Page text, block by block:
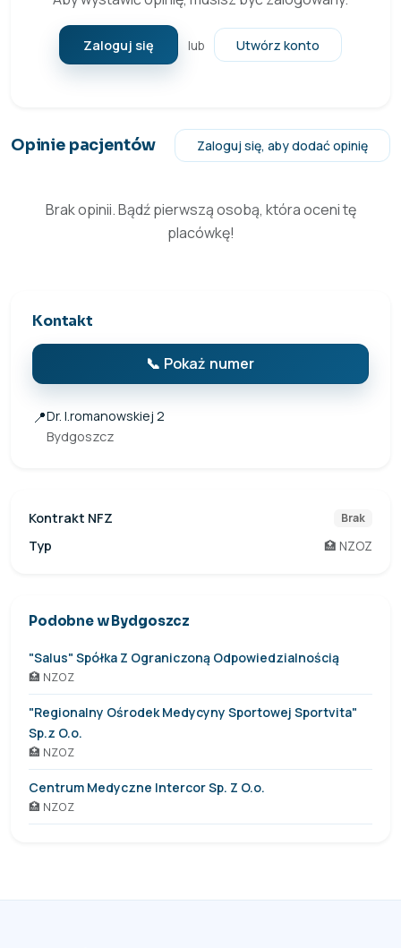
Zaloguj się lub Utwórz konto
Opinie pacjentów Zaloguj się, aby dodać opinię
Brak opinii. Bądź pierwszą osobą, która oceni tę
placówkę!
Kontakt
📞 Pokaż numer
📍Dr. I.romanowskiej 2
Bydgoszcz
Kontrakt NFZ Brak
Typ 🏥 NZOZ
Podobne w Bydgoszcz
"Salus" Spółka Z Ograniczoną Odpowiedzialnością
🏥 NZOZ
"Regionalny Ośrodek Medycyny Sportowej Sportvita"
Sp.z O.o.
🏥 NZOZ
Centrum Medyczne Intercor Sp. Z O.o.
🏥 NZOZ